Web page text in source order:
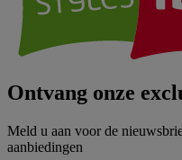
Ontvang onze
Meld u aan voor de
aanbiedingen